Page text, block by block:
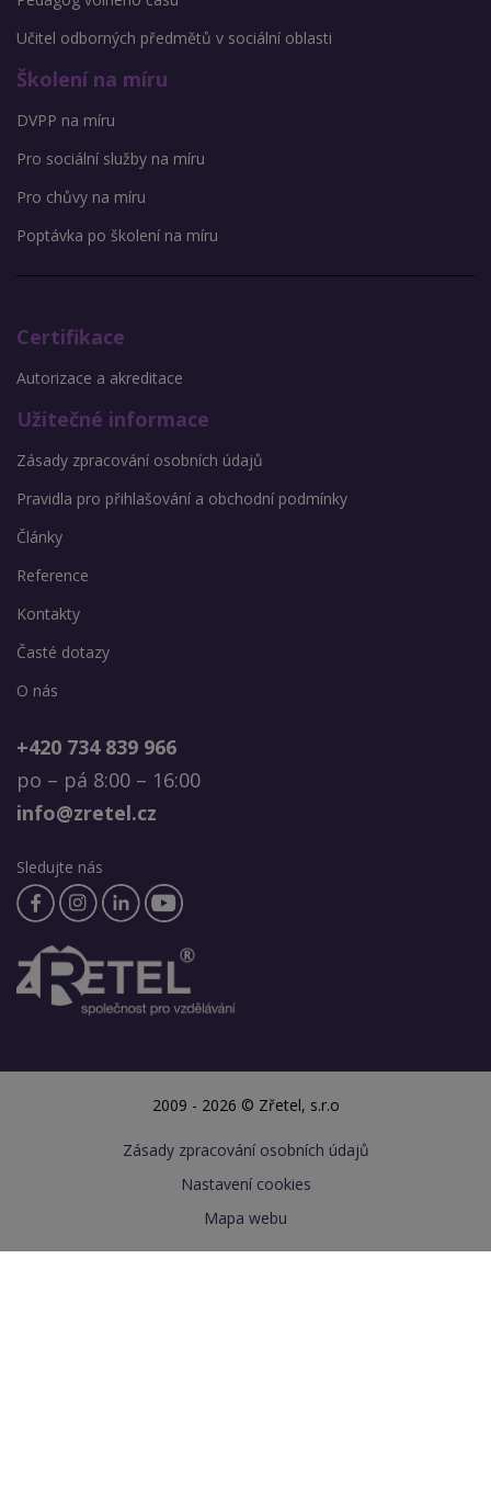
Učitel odborných předmětů v sociální oblasti
Školení na míru
DVPP na míru
Pro sociální služby na míru
Pro chůvy na míru
Poptávka po školení na míru
Certifikace
Autorizace a akreditace
Užitečné informace
Zásady zpracování osobních údajů
Pravidla pro přihlašování a obchodní podmínky
Články
Reference
Kontakty
Časté dotazy
O nás
+420 734 839 966
po – pá 8:00 – 16:00
info@zretel.cz
Sledujte nás
2009 - 2026 © Zřetel, s.r.o
Zásady zpracování osobních údajů
Nastavení cookies
Mapa webu